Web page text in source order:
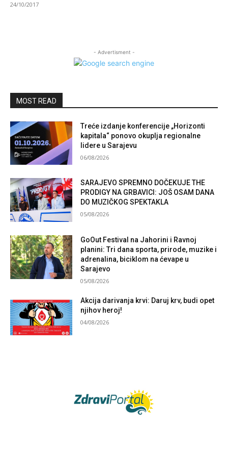
24/10/2017
- Advertisment -
MOST READ
Treće izdanje konferencije „Horizonti
kapitala“ ponovo okuplja regionalne
lidere u Sarajevu
06/08/2026
SARAJEVO SPREMNO DOČEKUJE THE
PRODIGY NA GRBAVICI: JOŠ OSAM DANA
DO MUZIČKOG SPEKTAKLA
05/08/2026
GoOut Festival na Jahorini i Ravnoj
planini: Tri dana sporta, prirode, muzike i
adrenalina, biciklom na ćevape u
Sarajevo
05/08/2026
Akcija darivanja krvi: Daruj krv, budi opet
njihov heroj!
04/08/2026